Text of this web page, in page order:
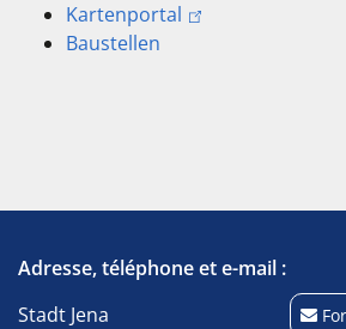
Kartenportal
Baustellen
Adresse, téléphone et e-mail :
Stadt Jena